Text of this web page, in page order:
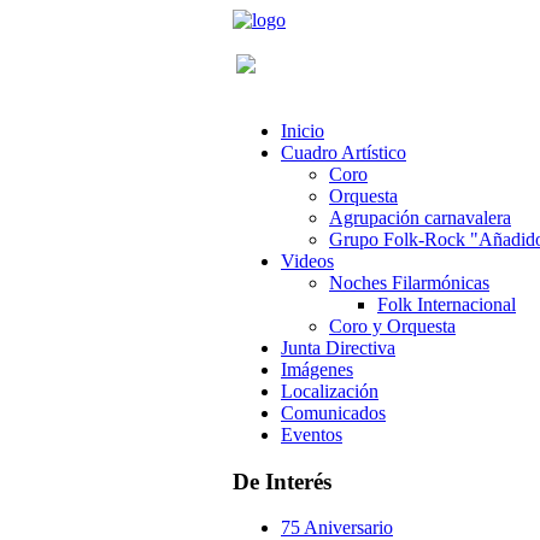
Inicio
Cuadro Artístico
Coro
Orquesta
Agrupación carnavalera
Grupo Folk-Rock
Videos
Noches Filarmónicas
Folk Internacional
Coro y Orquesta
Junta Directiva
Imágenes
Localización
Comunicados
Eventos
De Interés
75 Aniversario